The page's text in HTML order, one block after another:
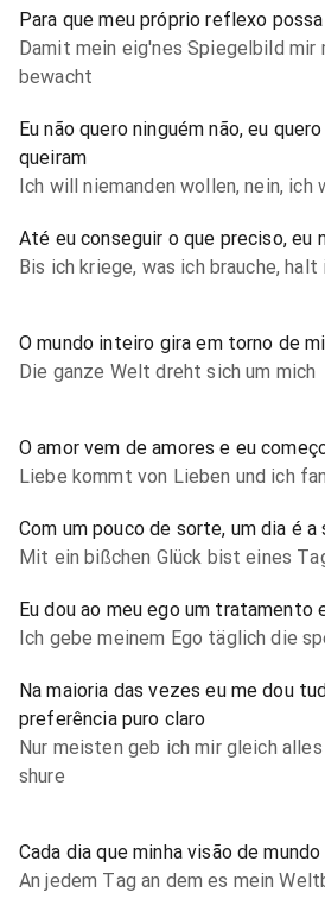
Para que meu próprio reflexo
Damit mein eig'nes Spiegelbild mir
bewacht
Eu não quero ninguém não, eu
queiram
Ich will niemanden wollen, nein, ich
Até eu conseguir o que preciso, eu
Bis ich kriege, was ich brauche,
O mundo inteiro gira em torno de
Die ganze Welt dreht sich um mich
O amor vem de amores e eu
Liebe kommt von Lieben und ich
Com um pouco de sorte, um dia é a
Mit ein bißchen Glück bist eines
Eu dou ao meu ego um tratamento
Ich gebe meinem Ego täglich die
Na maioria das vezes eu me dou
preferência puro claro
Nur meisten geb ich mir gleich
shure
Cada dia que minha visão de
An jedem Tag an dem es mein